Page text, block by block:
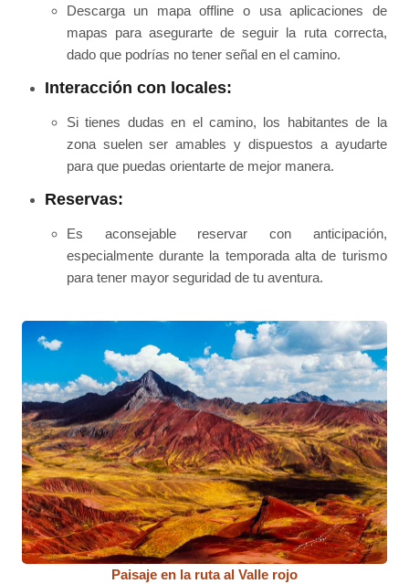
Descarga un mapa offline o usa aplicaciones de
mapas para asegurarte de seguir la ruta correcta,
dado que podrías no tener señal en el camino.
Interacción con locales:
Si tienes dudas en el camino, los habitantes de la
zona suelen ser amables y dispuestos a ayudarte
para que puedas orientarte de mejor manera.
Reservas:
Es aconsejable reservar con anticipación,
especialmente durante la temporada alta de turismo
para tener mayor seguridad de tu aventura.
Paisaje en la ruta al Valle rojo